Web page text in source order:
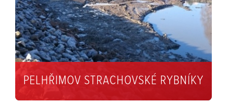
PELHŘIMOV STRACHOVSKÉ RYBNÍKY